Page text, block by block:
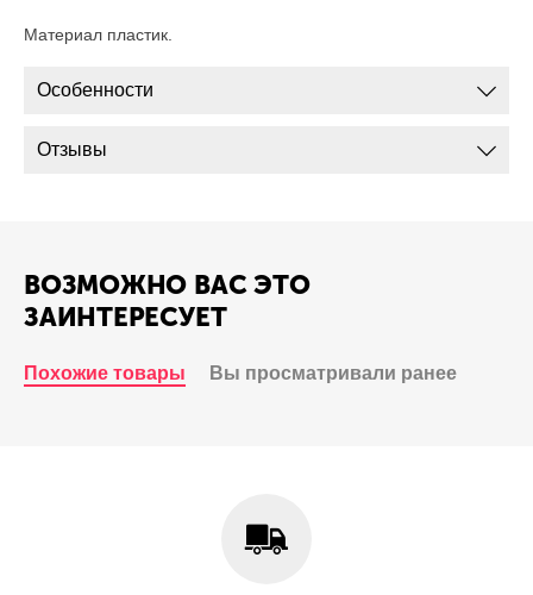
Материал пластик.
Особенности
Отзывы
ВОЗМОЖНО ВАС ЭТО
ЗАИНТЕРЕСУЕТ
Похожие товары Вы просматривали ранее